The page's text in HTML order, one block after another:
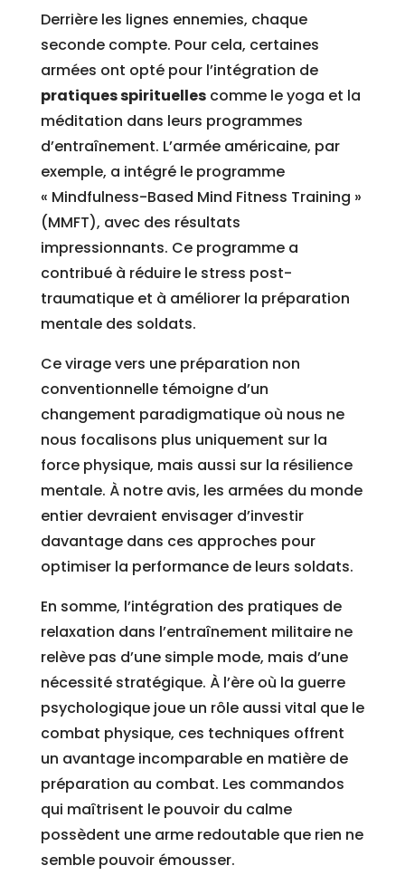
Derrière les lignes ennemies, chaque
seconde compte. Pour cela, certaines
armées ont opté pour l’intégration de
pratiques spirituellescomme le yoga et la
méditation dans leurs programmes
d’entraînement. L’armée américaine, par
exemple, a intégré le programme
« Mindfulness-Based Mind Fitness Training »
(MMFT), avec des résultats
impressionnants. Ce programme a
contribué à réduire le stress post-
traumatique et à améliorer la préparation
mentale des soldats.
Ce virage vers une préparation non
conventionnelle témoigne d’un
changement paradigmatique où nous ne
nous focalisons plus uniquement sur la
force physique, mais aussi sur la résilience
mentale. À notre avis, les armées du monde
entier devraient envisager d’investir
davantage dans ces approches pour
optimiser la performance de leurs soldats.
En somme, l’intégration des pratiques de
relaxation dans l’entraînement militaire ne
relève pas d’une simple mode, mais d’une
nécessité stratégique. À l’ère où la guerre
psychologique joue un rôle aussi vital que le
combat physique, ces techniques offrent
un avantage incomparable en matière de
préparation au combat. Les commandos
qui maîtrisent le pouvoir du calme
possèdent une arme redoutable que rien ne
semble pouvoir émousser.